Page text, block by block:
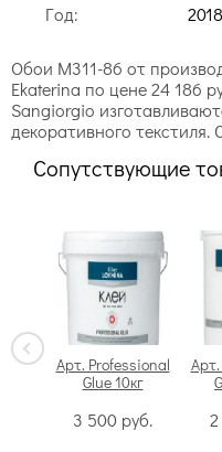
Год:
2018
Обои M311-86 от
Ekaterina по цене 24 186
Sangiorgio
декоративного
Сопутствующие
Арт. Professional
Glue 10кг
3 500 руб.